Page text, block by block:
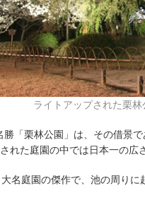
ライトアップされた栗
勝「栗林公園」は、その借景
れた庭園の中では日本一の広
名庭園の傑作で、池の周り